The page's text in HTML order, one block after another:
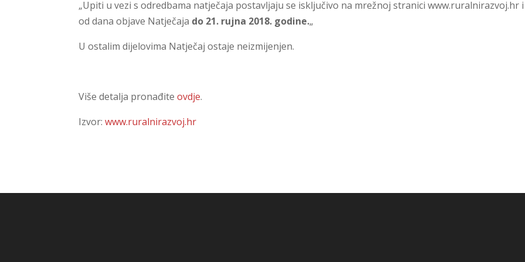
„Upiti u vezi s odredbama natječaja postavljaju se isključivo na mrežnoj stranici www.ruralnirazvoj.hr
od dana objave Natječaja do 21. rujna 2018. godine.„
U ostalim dijelovima Natječaj ostaje neizmijenjen.
Više detalja pronađite ovdje.
Izvor:www.ruralnirazvoj.hr